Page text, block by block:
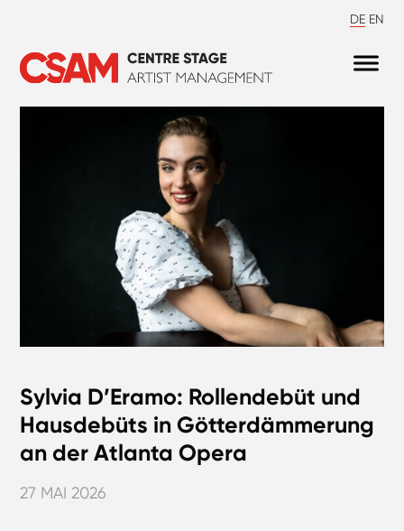
DE EN
Sylvia D’Eramo: Rollendebüt und
Hausdebüts in Götterdämmerung
an der Atlanta Opera
27 MAI 2026